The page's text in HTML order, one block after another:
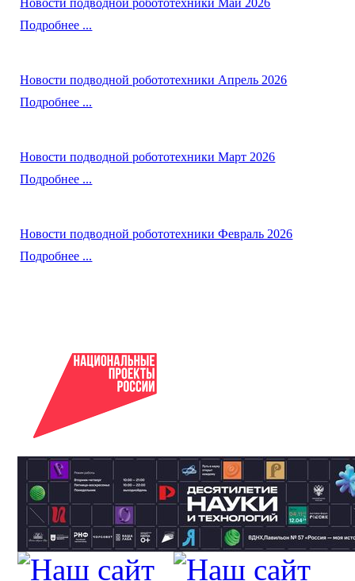
Подробнее ...
Новости подводной робототехники Апрель 2026
Подробнее ...
Новости подводной робототехники Март 2026
Подробнее ...
Новости подводной робототехники Февраль 2026
Подробнее ...